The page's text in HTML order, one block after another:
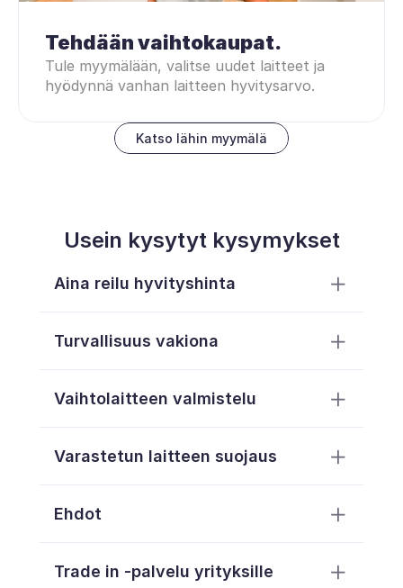
Tehdään vaihtokaupat.
Tule myymälään, valitse uudet laitteet ja
hyödynnä vanhan laitteen hyvitysarvo.
Katso lähin myymälä
Usein kysytyt kysymykset
Aina reilu hyvityshinta
Turvallisuus vakiona
Vaihtolaitteen valmistelu
Ehdot
Trade in -palvelu yrityksille
Varastetun laitteen suojaus